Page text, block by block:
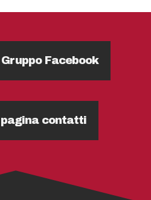
Facebook
contatti